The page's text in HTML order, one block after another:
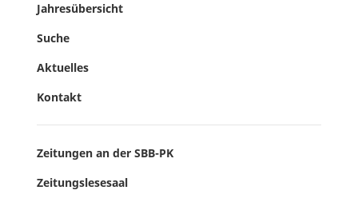
Jahresübersicht
Suche
Aktuelles
Kontakt
Zeitungen an der SBB-PK
Zeitungslesesaal